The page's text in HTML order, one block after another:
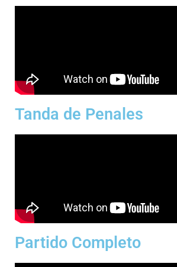
Tanda de Penales
Partido Completo